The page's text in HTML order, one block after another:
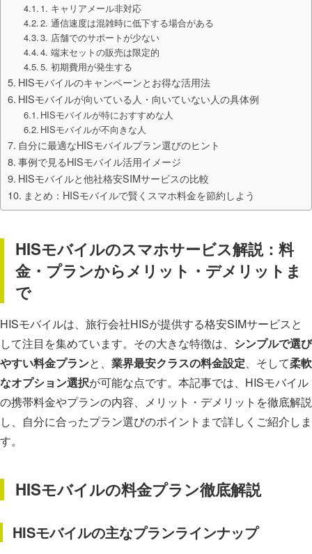
1. キャリアメール非対応
2. 通信速度は混雑時に低下する場合がある
3. 店舗でのサポートが少ない
4. 端末セットの販売は限定的
5. 初期費用が発生する
HISモバイルのキャンペーンとお得な活用法
HISモバイルが向いている人・向いていない人の具体例
HISモバイルが特におすすめな人
HISモバイルが不向きな人
自分に最適なHISモバイルプラン選びのヒント
事例で見るHISモバイル活用イメージ
HISモバイルと他社格安SIMサービスの比較
まとめ：HISモバイルで賢くスマホ料金を節約しよう
HISモバイルのスマホサービス解説：料
金・プランからメリット・デメリットま
で
HISモバイルは、旅行会社HISが提供する格安SIMサービスと
して注目を集めています。その大きな特徴は、 シンプルで選び
やすい料金プランと、 業界最安クラスの料金設定、そして柔軟
なオプション選択が可能な点です。本記事では、HISモバイル
の携帯料金やプランの内容、メリット・デメリットを徹底解説
し、自分に合ったプラン選びのポイントまで詳しくご紹介しま
す。
HISモバイルの料金プラン徹底解説
HISモバイルの主なプランラインナップ